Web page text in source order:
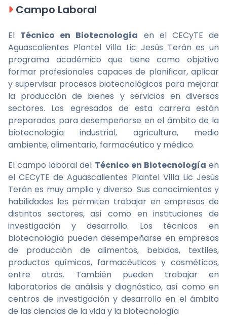
Campo Laboral
El Técnico en Biotecnología en el CECyTE de
Aguascalientes Plantel Villa Lic Jesús Terán es un
programa académico que tiene como objetivo
formar profesionales capaces de planificar, aplicar
y supervisar procesos biotecnológicos para mejorar
la producción de bienes y servicios en diversos
sectores. Los egresados de esta carrera están
preparados para desempeñarse en el ámbito de la
biotecnología industrial, agricultura, medio
ambiente, alimentario, farmacéutico y médico.
El campo laboral del Técnico en Biotecnología en
el CECyTE de Aguascalientes Plantel Villa Lic Jesús
Terán es muy amplio y diverso. Sus conocimientos y
habilidades les permiten trabajar en empresas de
distintos sectores, así como en instituciones de
investigación y desarrollo. Los técnicos en
biotecnología pueden desempeñarse en empresas
de producción de alimentos, bebidas, textiles,
productos químicos, farmacéuticos y cosméticos,
entre otros. También pueden trabajar en
laboratorios de análisis y diagnóstico, así como en
centros de investigación y desarrollo en el ámbito
de las ciencias de la vida y la biotecnología